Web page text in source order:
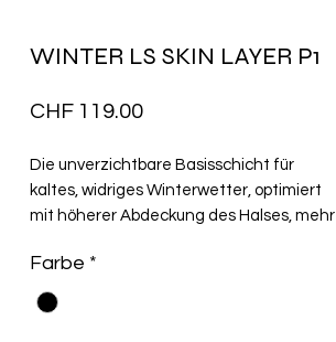
WINTER LS SKIN LAYER P1
CHF 119.00Preis
Die unverzichtbare Basisschicht für
kaltes, widriges Winterwetter, optimiert
mit höherer Abdeckung des Halses, mehr
Atmungsaktivität.
Farbe *